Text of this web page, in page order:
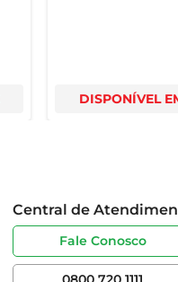
DISPONÍVEL
Central de
Fale Conosco